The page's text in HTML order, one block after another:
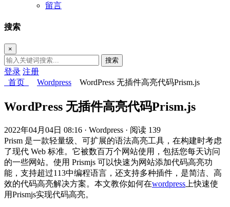
留言
搜索
×
搜索
登录 注册
首页
Wordpress WordPress 无插件高亮代码Prism.js
WordPress 无插件高亮代码Prism.js
2022年04月04日 08:16 · Wordpress · 阅读 139
Prism 是一款轻量级、可扩展的语法高亮工具，在构建时考虑
了现代 Web 标准。它被数百万个网站使用，包括您每天访问
的一些网站。使用 Prismjs 可以快速为网站添加代码高亮功
能，支持超过113中编程语言，还支持多种插件，是简洁、高
效的代码高亮解决方案。本文教你如何在wordpress 上快速使
用Prismjs实现代码高亮。